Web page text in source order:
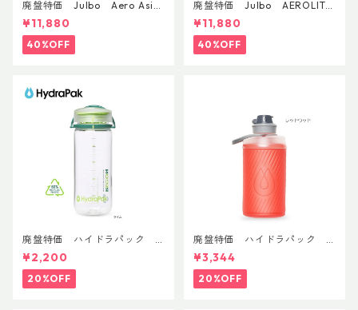
廃盤特価 Julbo Aero Asia
nFit
¥11,880
40%OFF
廃盤特価 Julbo AEROLITE
AsianFit
¥11,880
40%OFF
廃盤特価 ハイドラパック
リーコン ツイスト＆シップ 50
0ml
¥2,200
20%OFF
廃盤特価 ハイドラパック
フラックス 750ml
¥3,344
20%OFF